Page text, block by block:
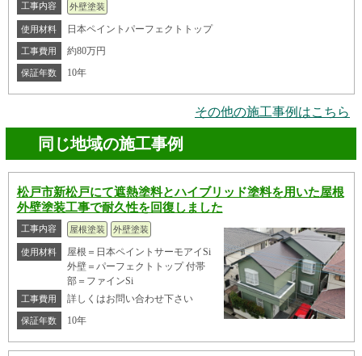
工事内容 外壁塗装
使用材料 日本ペイントパーフェクトトップ
工事費用 約80万円
保証年数 10年
その他の施工事例はこちら
同じ地域の施工事例
松戸市新松戸にて遮熱塗料とハイブリッド塗料を用いた屋根
外壁塗装工事で耐久性を回復しました
工事内容 屋根塗装 外壁塗装
使用材料
屋根＝日本ペイントサーモアイSi
外壁＝パーフェクトトップ 付帯
部＝ファインSi
工事費用 詳しくはお問い合わせ下さい
保証年数 10年